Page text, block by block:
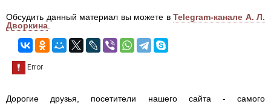
Обсудить данный материал вы можете в Telegram-канале А. Л.
Дворкина
Дорогие друзья, посетители нашего сайта - самого